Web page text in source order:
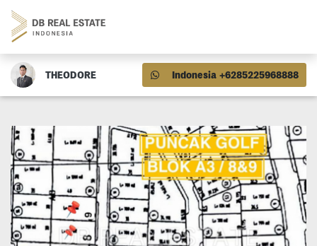
THEODORE Indonesia +6285225968888